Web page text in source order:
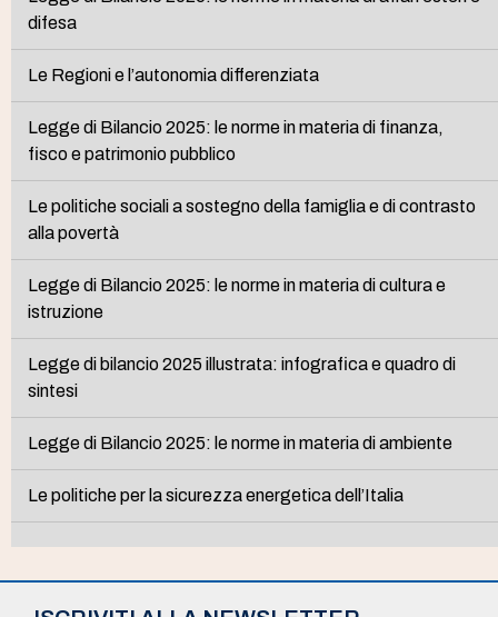
difesa
Le Regioni e l’autonomia differenziata
Legge di Bilancio 2025: le norme in materia di finanza,
fisco e patrimonio pubblico
Le politiche sociali a sostegno della famiglia e di contrasto
alla povertà
Legge di Bilancio 2025: le norme in materia di cultura e
istruzione
Legge di bilancio 2025 illustrata: infografica e quadro di
sintesi
Legge di Bilancio 2025: le norme in materia di ambiente
Le politiche per la sicurezza energetica dell’Italia